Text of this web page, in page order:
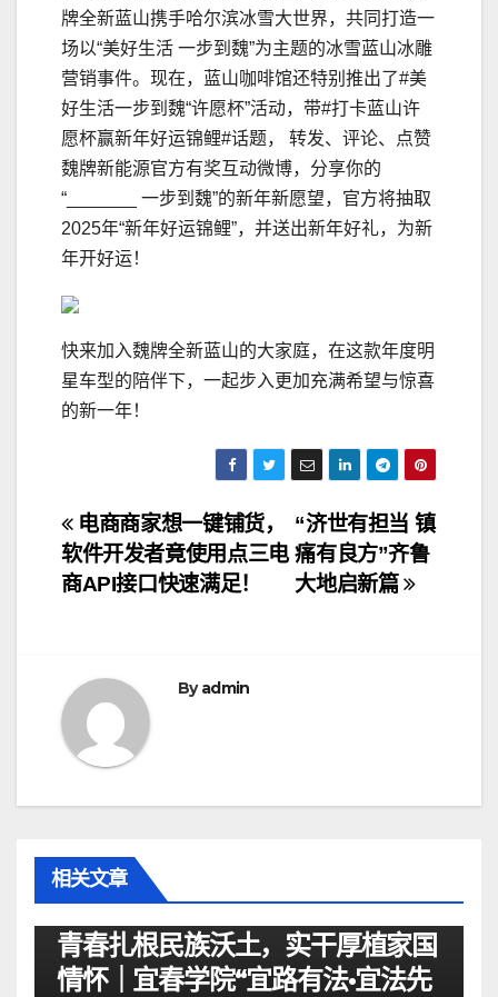
牌全新蓝山携手哈尔滨冰雪大世界，共同打造一
场以“美好生活 一步到魏”为主题的冰雪蓝山冰雕
营销事件。现在，蓝山咖啡馆还特别推出了#美
好生活一步到魏“许愿杯”活动，带#打卡蓝山许
愿杯赢新年好运锦鲤#话题， 转发、评论、点赞
魏牌新能源官方有奖互动微博，分享你的
“_______ 一步到魏”的新年新愿望，官方将抽取
2025年“新年好运锦鲤”，并送出新年好礼，为新
年开好运！
快来加入魏牌全新蓝山的大家庭，在这款年度明
星车型的陪伴下，一起步入更加充满希望与惊喜
的新一年！
文
章
航
“济世有担当 镇
痛有良方”齐鲁
大地启新篇
电商商家想一键铺货，
软件开发者竟使用点三电
商API接口快速满足！
Byadmin
相关文章
青春扎根民族沃土，实干厚植家国
情怀｜宜春学院“宜路有法•宜法先